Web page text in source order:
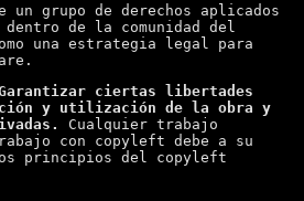
un grupo de derechos aplicados
dentro de la comunidad del
una estrategia legal para
ciertas libertades
y utilización de la obra y
Cualquier trabajo
con copyleft debe a su
principios del copyleft